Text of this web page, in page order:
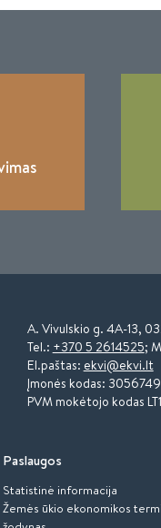
A. Vivulskio g. 4A-13,
Tel.: +370 5 2614525;
El.paštas: ekvi@ekvi.lt
Įmonės kodas:
PVM mokėtojo kodas
Paslaugos
Statistinė informacija
Žemės ūkio ekonomikos